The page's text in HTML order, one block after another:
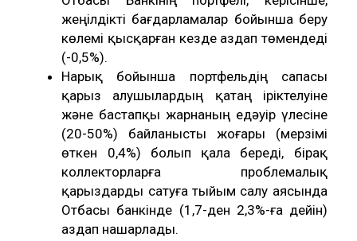
жеңілдікті бағдарламалар бойынша беру
көлемі қысқарған кезде аздап төмендеді
(-0,5%).
Нарық бойынша портфельдің сапасы
қарыз алушылардың қатаң іріктелуіне
және бастапқы жарнаның едәуір үлесіне
(20-50%) байланысты жоғары (мерзімі
өткен 0,4%) болып қала береді, бірақ
коллекторларға проблемалық
қарыздарды сатуға тыйым салу аясында
Отбасы банкінде (1,7-ден 2,3%-ға дейін)
аздап нашарлады.